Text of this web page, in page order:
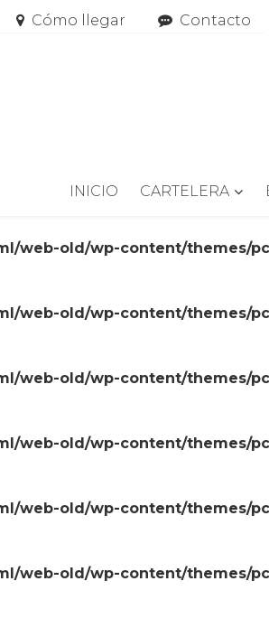
Cómo llegar Contacto
INICIO CARTELERA
web-old/wp-content/themes/
web-old/wp-content/themes/
web-old/wp-content/themes/
web-old/wp-content/themes/
web-old/wp-content/themes/
web-old/wp-content/themes/